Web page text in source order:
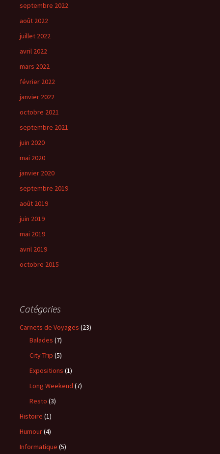
septembre 2022
août 2022
juillet 2022
avril 2022
mars 2022
février 2022
janvier 2022
octobre 2021
septembre 2021
juin 2020
mai 2020
janvier 2020
septembre 2019
août 2019
juin 2019
mai 2019
avril 2019
octobre 2015
Catégories
Carnets de Voyages (23)
Balades (7)
City Trip (5)
Expositions (1)
Long Weekend (7)
Resto (3)
Histoire (1)
Humour(4)
Informatique (5)